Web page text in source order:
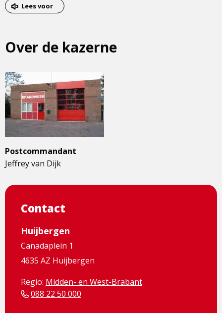
Lees voor
Over de kazerne
Postcommandant
Jeffrey van Dijk
Contact
Huijbergen
Canadaplein 1
4635 AZ Huijbergen
Regio: Midden- en West-Brabant
088 22 50 000